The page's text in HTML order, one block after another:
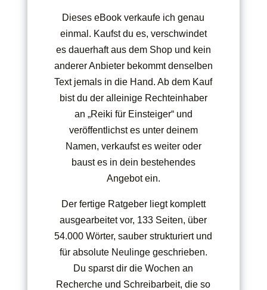
Dieses eBook verkaufe ich genau
einmal. Kaufst du es, verschwindet
es dauerhaft aus dem Shop und kein
anderer Anbieter bekommt denselben
Text jemals in die Hand. Ab dem Kauf
bist du der alleinige Rechteinhaber
an „Reiki für Einsteiger“ und
veröffentlichst es unter deinem
Namen, verkaufst es weiter oder
baust es in dein bestehendes
Angebot ein.
Der fertige Ratgeber liegt komplett
ausgearbeitet vor, 133 Seiten, über
54.000 Wörter, sauber strukturiert und
für absolute Neulinge geschrieben.
Du sparst dir die Wochen an
Recherche und Schreibarbeit, die so